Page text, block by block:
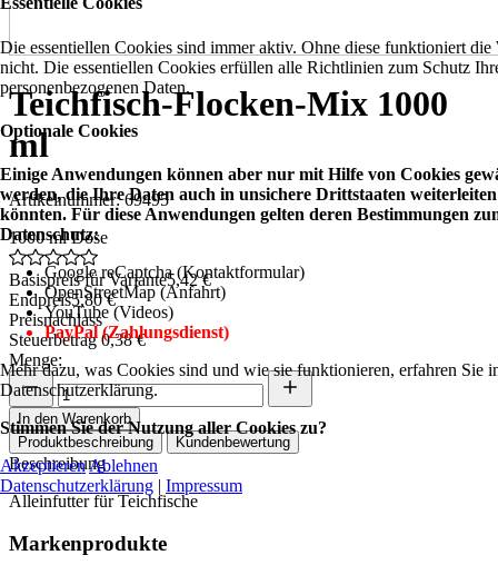
Teichfisch-Flocken-Mix 1000
ml
Artikelnummer: 69495
1000 ml Dose
Basispreis für Variante5,42 €
Endpreis5,80 €
Preisnachlass
Steuerbetrag0,38 €
Menge:
In den Warenkorb
Produktbeschreibung
Kundenbewertung
Beschreibung
Alleinfutter für Teichfische
Markenprodukte
Die essentiellen Cookies sind immer aktiv. Ohne diese funktioniert die
nicht. Die essentiellen Cookies erfüllen alle Richtlinien zum Schutz
personenbezogenen Daten.
Optionale Cookies
Einige Anwendungen können aber nur mit Hilfe von Cookies
werden, die Ihre Daten auch in unsichere Drittstaaten weiterleiten
könnten. Für diese Anwendungen gelten deren Bestimmungen
Datenschutz:
Google reCaptcha (Kontaktformular)
OpenStreetMap (Anfahrt)
YouTube (Videos)
PayPal (Zahlungsdienst)
Mehr dazu, was Cookies sind und wie sie funktionieren, erfahren Sie
Datenschutzerklärung.
Stimmen Sie der Nutzung aller Cookies zu?
AkzeptierenAblehnen
Datenschutzerklärung | Impressum